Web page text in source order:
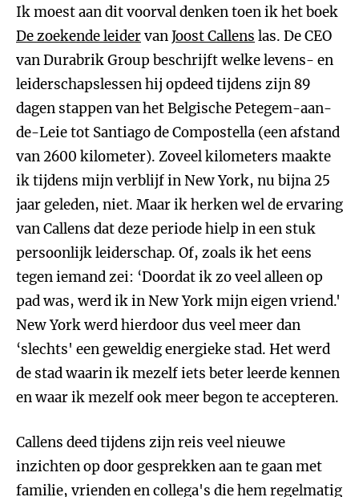
Ik moest aan dit voorval denken toen ik het boek
De zoekende leidervanJoost Callens las. De CEO
van Durabrik Group beschrijft welke levens- en
leiderschapslessen hij opdeed tijdens zijn 89
dagen stappen van het Belgische Petegem-aan-
de-Leie tot Santiago de Compostella (een afstand
van 2600 kilometer). Zoveel kilometers maakte
ik tijdens mijn verblijf in New York, nu bijna 25
jaar geleden, niet. Maar ik herken wel de ervaring
van Callens dat deze periode hielp in een stuk
persoonlijk leiderschap. Of, zoals ik het eens
tegen iemand zei: ‘Doordat ik zo veel alleen op
pad was, werd ik in New York mijn eigen vriend.'
New York werd hierdoor dus veel meer dan
‘slechts' een geweldig energieke stad. Het werd
de stad waarin ik mezelf iets beter leerde kennen
en waar ik mezelf ook meer begon te accepteren.
Callens deed tijdens zijn reis veel nieuwe
inzichten op door gesprekken aan te gaan met
familie, vrienden en collega's die hem regelmatig